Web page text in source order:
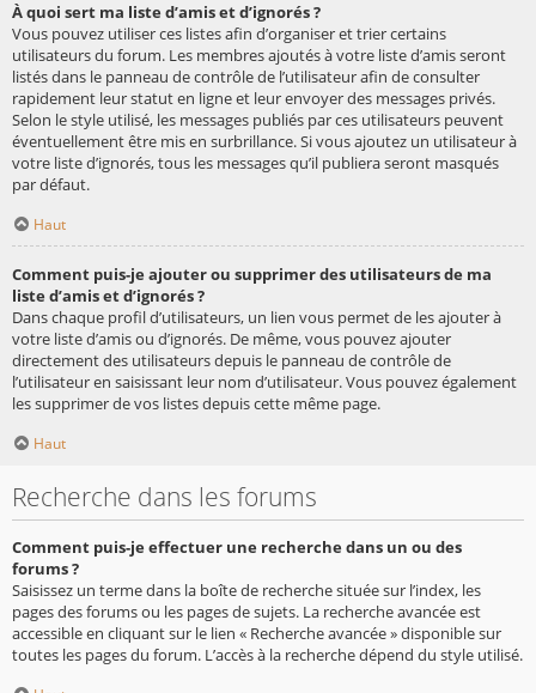
À quoi sert ma liste d’amis et d’ignorés ?
Vous pouvez utiliser ces listes afin d’organiser et trier certains
utilisateurs du forum. Les membres ajoutés à votre liste d’amis seront
listés dans le panneau de contrôle de l’utilisateur afin de consulter
rapidement leur statut en ligne et leur envoyer des messages privés.
Selon le style utilisé, les messages publiés par ces utilisateurs peuvent
éventuellement être mis en surbrillance. Si vous ajoutez un utilisateur à
votre liste d’ignorés, tous les messages qu’il publiera seront masqués
par défaut.
Haut
Comment puis-je ajouter ou supprimer des utilisateurs de ma
liste d’amis et d’ignorés ?
Dans chaque profil d’utilisateurs, un lien vous permet de les ajouter à
votre liste d’amis ou d’ignorés. De même, vous pouvez ajouter
directement des utilisateurs depuis le panneau de contrôle de
l’utilisateur en saisissant leur nom d’utilisateur. Vous pouvez également
les supprimer de vos listes depuis cette même page.
Haut
Recherche dans les forums
Comment puis-je effectuer une recherche dans un ou des
forums ?
Saisissez un terme dans la boîte de recherche située sur l’index, les
pages des forums ou les pages de sujets. La recherche avancée est
accessible en cliquant sur le lien « Recherche avancée » disponible sur
toutes les pages du forum. L’accès à la recherche dépend du style utilisé.